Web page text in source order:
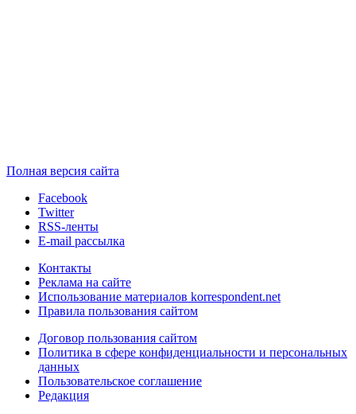
Полная версия сайта
Facebook
Twitter
RSS-ленты
E-mail рассылка
Контакты
Реклама на сайте
Использование материалов korrespondent.net
Правила пользования сайтом
Договор пользования сайтом
Политика в сфере конфиденциальности и персональных
данных
Пользовательское соглашение
Редакция